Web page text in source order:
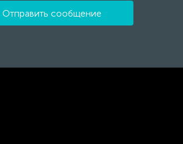
Отправить сообщение